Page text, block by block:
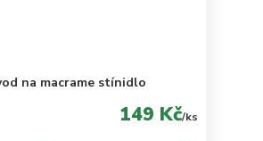
na macrame stínidlo
149 Kč/ks